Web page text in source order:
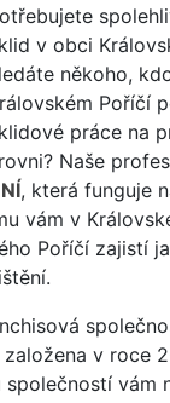
v obci
někoho,
Poříčí
práce na
Naše
, která funguje
vám v
Poříčí zajistí
v roce
vám